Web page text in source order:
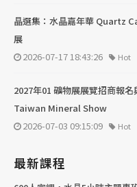
晶選集：水晶嘉年華 Quartz
展
2026-07-17 18:43:26
Hot
2027年01 礦物展展覽招商報
Taiwan Mineral Show
2026-07-03 09:15:09
Hot
最新課程